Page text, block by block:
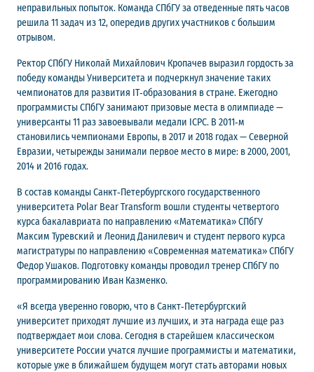
неправильных попыток. Команда СПбГУ за отведенные пять часов
решила 11 задач из 12, опередив других участников с большим
отрывом.
Ректор СПбГУ Николай Михайлович Кропачев выразил гордость за
победу команды Университета и подчеркнул значение таких
чемпионатов для развития IT‑образования в стране. Ежегодно
программисты СПбГУ занимают призовые места в олимпиаде —
универсанты 11 раз завоевывали медали ICPC. В 2011‑м
становились чемпионами Европы, в 2017 и 2018 годах — Северной
Евразии, четырежды занимали первое место в мире: в 2000, 2001,
2014 и 2016 годах.
В состав команды Санкт‑Петербургского государственного
университета Polar Bear Transform вошли студенты четвертого
курса бакалавриата по направлению «Математика» СПбГУ
Максим Туревский и Леонид Данилевич и студент первого курса
магистратуры по направлению «Современная математика» СПбГУ
Федор Ушаков. Подготовку команды проводил тренер СПбГУ по
программированию Иван Казменко.
«Я всегда уверенно говорю, что в Санкт‑Петербургский
университет приходят лучшие из лучших, и эта награда еще раз
подтверждает мои слова. Сегодня в старейшем классическом
университете России учатся лучшие программисты и математики,
которые уже в ближайшем будущем могут стать авторами новых